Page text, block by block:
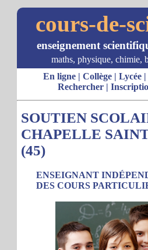
cours-de-
enseignement
maths, physique, chimie,
En ligne| Collège| Lycée|
Rechercher|
SOUTIEN
CHAPELLE
(45)
ENSEIGNANT
DES COURS